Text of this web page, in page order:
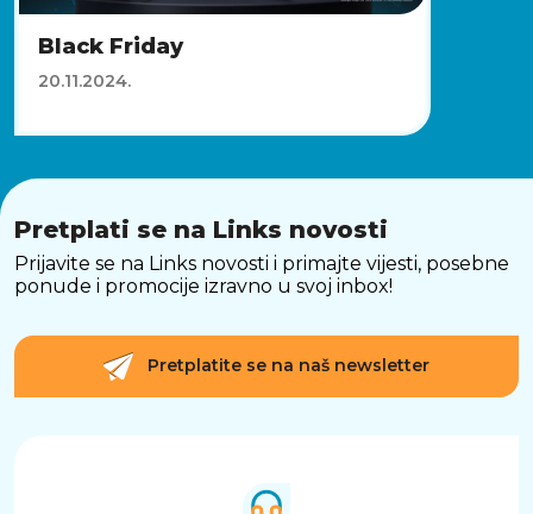
Black Friday
20.11.2024.
Pretplati se na Links novosti
Prijavite se na Links novosti i primajte vijesti, posebne
ponude i promocije izravno u svoj inbox!
Pretplatite se na naš newsletter